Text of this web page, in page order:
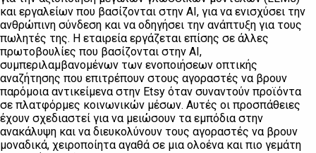
και εργαλείων που βασίζονται στην AI, για να ενισχύσει την
ανθρώπινη σύνδεση και να οδηγήσει την ανάπτυξη για τους
πωλητές της. Η εταιρεία εργάζεται επίσης σε άλλες
πρωτοβουλίες που βασίζονται στην AI,
συμπεριλαμβανομένων των ενοποιήσεων οπτικής
αναζήτησης που επιτρέπουν στους αγοραστές να βρουν
παρόμοια αντικείμενα στην Etsy όταν συναντούν προϊόντα
σε πλατφόρμες κοινωνικών μέσων. Αυτές οι προσπάθειες
έχουν σχεδιαστεί για να μειώσουν τα εμπόδια στην
ανακάλυψη και να διευκολύνουν τους αγοραστές να βρουν
μοναδικά, χειροποίητα αγαθά σε μια ολοένα και πιο γεμάτη